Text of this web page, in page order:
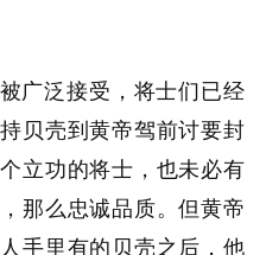
广泛接受，将士们已经
贝壳到黄帝驾前讨要封
立功的将士，也未必有
那么忠诚品质。但黄帝
手里有的贝壳之后，他